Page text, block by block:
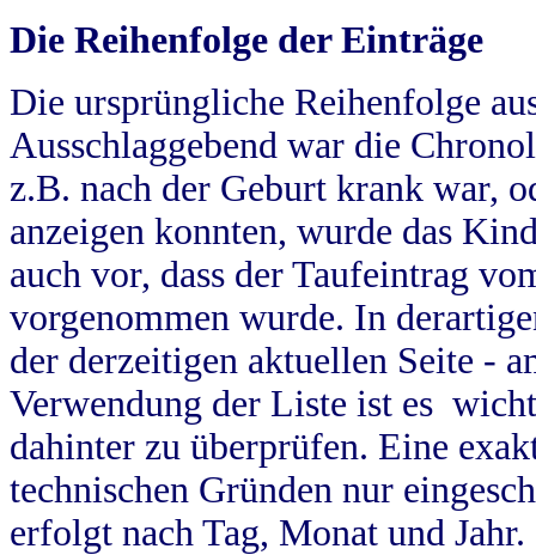
Die Reihenfolge der Einträge
Die ursprüngliche Reihenfolge
Ausschlaggebend war die
z.B. nach der Geburt krank war,
anzeigen konnten, wurde das
auch vor, dass der Taufeintrag
vorgenommen wurde. In
der derzeitigen aktuellen Seite -
Verwendung der Liste ist es
dahinter zu überprüfen. Eine
technischen Gründen nur
erfolgt nach Tag, Monat und Jahr.